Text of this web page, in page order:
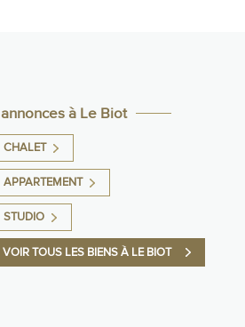
à Le Biot
CHALET
APPARTEMENT
STUDIO
VOIR TOUS LES BIENS À LE BIOT